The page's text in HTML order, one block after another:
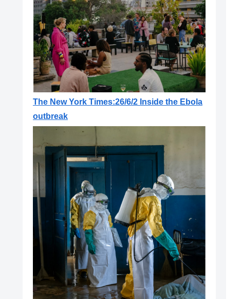
The New York Times:26/6/2 Inside the Ebola
outbreak